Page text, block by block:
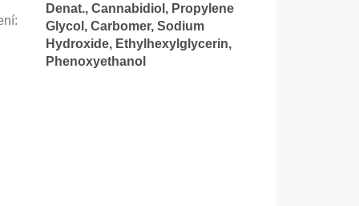
:
Denat., Cannabidiol, Propylene
Glycol, Carbomer, Sodium
Hydroxide, Ethylhexylglycerin,
Phenoxyethanol